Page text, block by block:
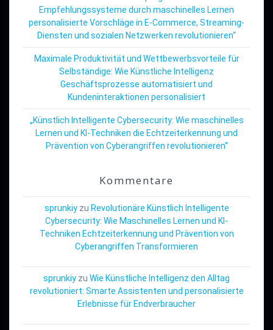
Empfehlungssysteme durch maschinelles Lernen
personalisierte Vorschläge in E-Commerce, Streaming-
Diensten und sozialen Netzwerken revolutionieren“
Maximale Produktivität und Wettbewerbsvorteile für
Selbständige: Wie Künstliche Intelligenz
Geschäftsprozesse automatisiert und
Kundeninteraktionen personalisiert
„Künstlich Intelligente Cybersecurity: Wie maschinelles
Lernen und KI-Techniken die Echtzeiterkennung und
Prävention von Cyberangriffen revolutionieren“
Kommentare
sprunkiyzu Revolutionäre Künstlich Intelligente
Cybersecurity: Wie Maschinelles Lernen und KI-
Techniken Echtzeiterkennung und Prävention von
Cyberangriffen Transformieren
sprunkiy zu Wie Künstliche Intelligenz den Alltag
revolutioniert: Smarte Assistenten und personalisierte
Erlebnisse für Endverbraucher